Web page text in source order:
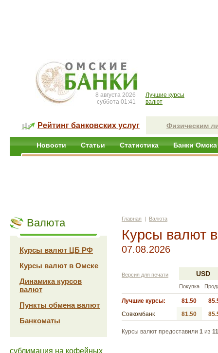
8 августа 2026
суббота 01:41
Лучшие курсы
валют
Рейтинг банковских услуг Физическим
Новости Статьи Статистика Банки Омска
Валюта
Курсы валют ЦБ РФ
Курсы валют в Омске
Динамика курсов
валют
Пункты обмена валют
Банкоматы
сублимация на кофейных
Главная | Валюта
Курсы валют
07.08.2026
Версия для печати USD
Покупка
Лучшие курсы: 81.50
Совкомбанк
81.50
Курсы валют предоставили 1 из